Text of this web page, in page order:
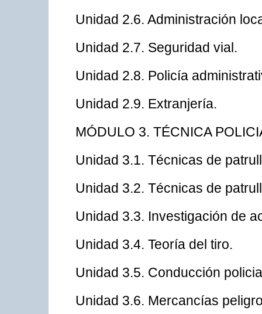
Unidad 2.6. Administración
Unidad 2.7. Seguridad vial.
Unidad 2.8. Policía
Unidad 2.9. Extranjería.
MÓDULO 3. TÉCNICA
Unidad 3.1. Técnicas de
Unidad 3.2. Técnicas de
Unidad 3.3. Investigación de
Unidad 3.4. Teoría del tiro.
Unidad 3.5. Conducción
Unidad 3.6. Mercancías